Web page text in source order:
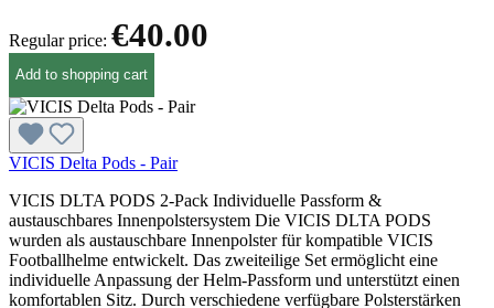
Regular price: €40.00
Add to shopping cart
VICIS Delta Pods - Pair
VICIS DLTA PODS 2-Pack Individuelle Passform &
austauschbares Innenpolstersystem Die VICIS DLTA PODS
wurden als austauschbare Innenpolster für kompatible VICIS
Footballhelme entwickelt. Das zweiteilige Set ermöglicht eine
individuelle Anpassung der Helm-Passform und unterstützt einen
komfortablen Sitz. Durch verschiedene verfügbare Polsterstärken